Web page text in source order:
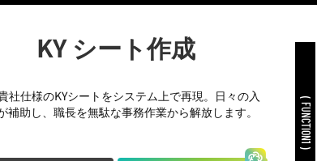
KY シート作成
社仕様のKYシートをシステム上で再現。日々の入
補助し、職長を無駄な事務作業から解放します。
( FUNCTION1 )